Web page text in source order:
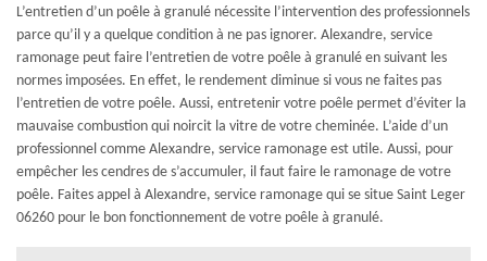
L’entretien d’un poêle à granulé nécessite l’intervention des professionnels
parce qu’il y a quelque condition à ne pas ignorer. Alexandre, service
ramonage peut faire l’entretien de votre poêle à granulé en suivant les
normes imposées. En effet, le rendement diminue si vous ne faites pas
l’entretien de votre poêle. Aussi, entretenir votre poêle permet d’éviter la
mauvaise combustion qui noircit la vitre de votre cheminée. L’aide d’un
professionnel comme Alexandre, service ramonage est utile. Aussi, pour
empêcher les cendres de s’accumuler, il faut faire le ramonage de votre
poêle. Faites appel à Alexandre, service ramonage qui se situe Saint Leger
06260 pour le bon fonctionnement de votre poêle à granulé.